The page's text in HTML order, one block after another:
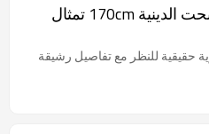
الرخام تمثال النحت الدينية 170cm تمثال
حقيقية للنظر مع تفاصيل رشيقة